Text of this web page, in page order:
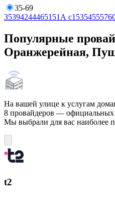
35-69
353942444651 51А с1 53545557
Популярные
Оранжерейная,
На вашей улице к услугам
8 провайдеров — официальных
Мы выбрали для вас наиболее
t2